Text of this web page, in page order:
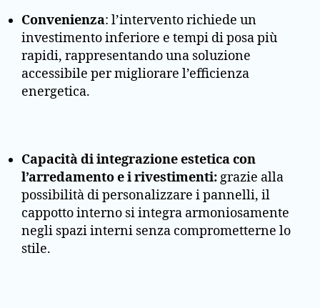
Convenienza: l’intervento richiede un
investimento inferiore e tempi di posa più
rapidi, rappresentando una soluzione
accessibile per migliorare l’efficienza
energetica.
Capacità di integrazione estetica con
l’arredamento e i rivestimenti:grazie alla
possibilità di personalizzare i pannelli, il
cappotto interno si integra armoniosamente
negli spazi interni senza comprometterne lo
stile.